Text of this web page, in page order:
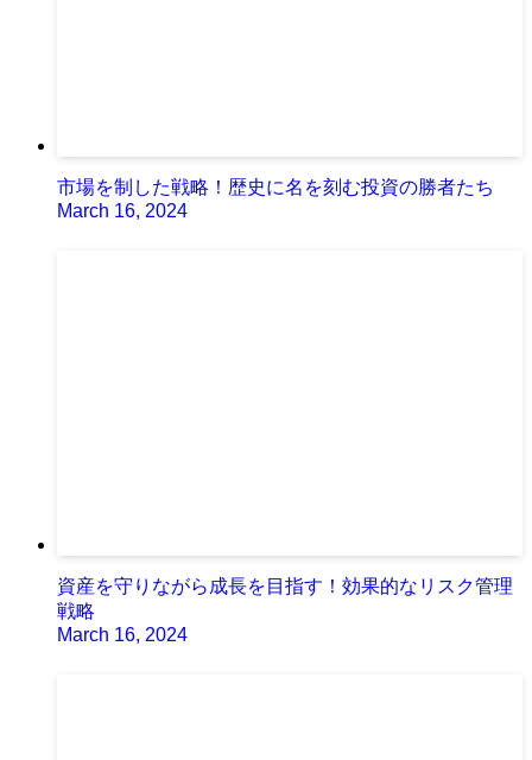
市場を制した戦略！歴史に名を刻む投資の勝者たち
March 16, 2024
資産を守りながら成長を目指す！効果的なリスク管理
戦略
March 16, 2024